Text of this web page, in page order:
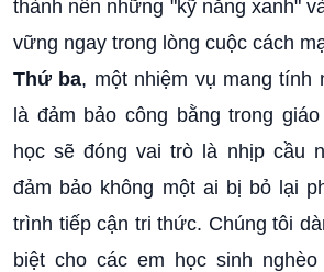
thành nên những "kỹ năng xanh"
vững ngay trong lòng cuộc cách
Thứ ba, một nhiệm vụ mang tính
là đảm bảo công bằng trong
học sẽ đóng vai trò là nhịp cầu
đảm bảo không một ai bị bỏ lại
trình tiếp cận tri thức. Chúng tôi
biệt cho các em học sinh